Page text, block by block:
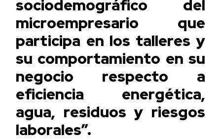
sociodemográfico del
microempresario que
participa en los talleres y
su comportamiento en su
negocio respecto a
eficiencia energética,
agua, residuos y riesgos
laborales”.